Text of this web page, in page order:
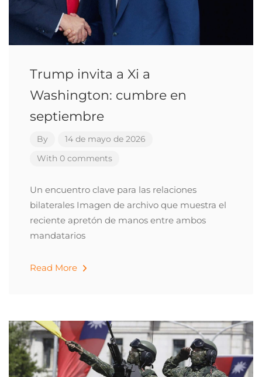
Trump invita a Xi a
Washington: cumbre en
septiembre
By
14 de mayo de 2026
With 0 comments
Un encuentro clave para las relaciones
bilaterales Imagen de archivo que muestra el
reciente apretón de manos entre ambos
mandatarios
Read More